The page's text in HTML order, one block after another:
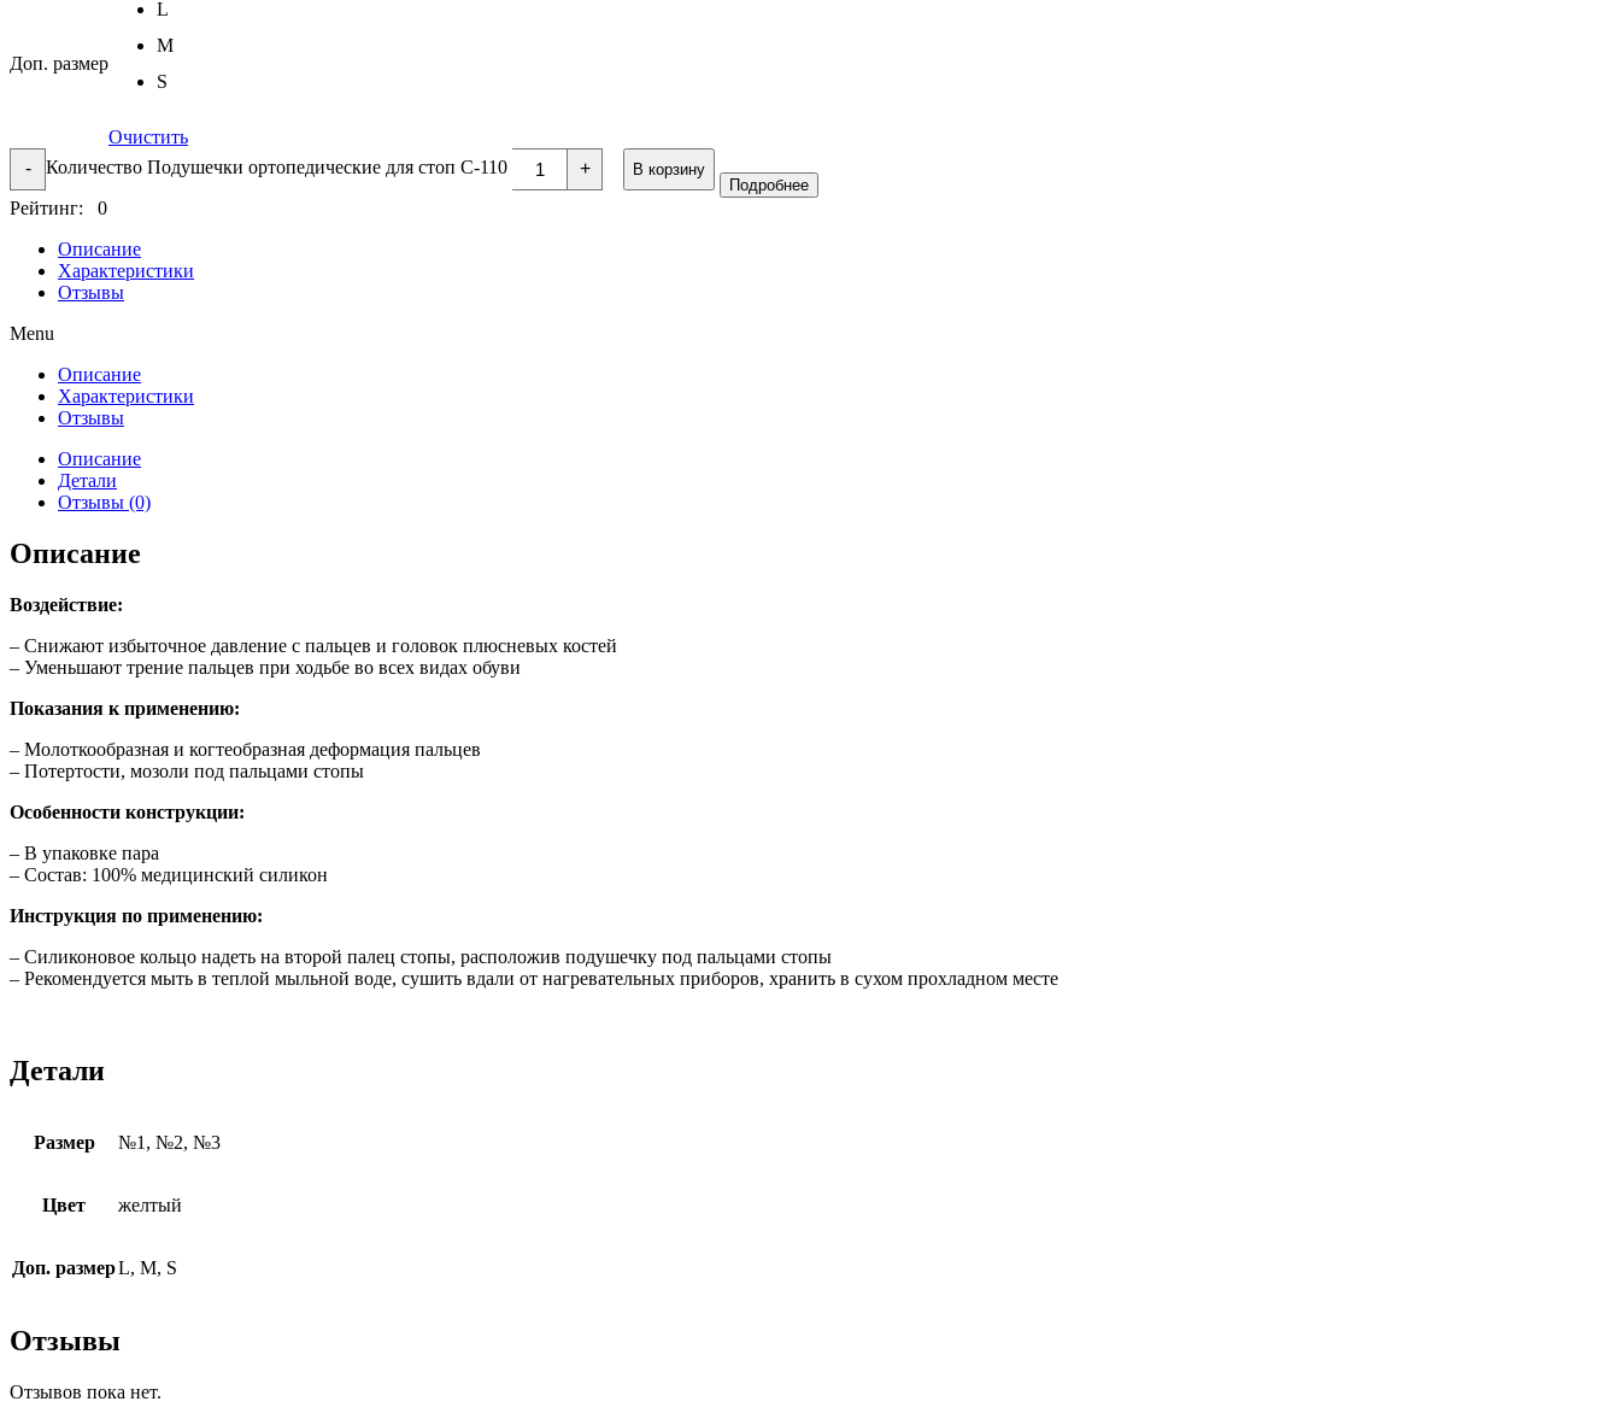
Доп. размер
L
M
S
Очистить
-
Количество Подушечки ортопедические для стоп С-110 +
В корзину
Подробнее
Рейтинг: 0
Описание
Характеристики
Отзывы
Menu
Описание
Характеристики
Отзывы
Описание
Детали
Отзывы (0)
Описание
Воздействие:
– Снижают избыточное давление с пальцев и головок плюсневых костей
– Уменьшают трение пальцев при ходьбе во всех видах обуви
Показания к применению:
– Молоткообразная и когтеобразная деформация пальцев
– Потертости, мозоли под пальцами стопы
Особенности конструкции:
– В упаковке пара
– Состав: 100% медицинский силикон
Инструкция по применению:
– Силиконовое кольцо надеть на второй палец стопы, расположив подушечку под пальцами стопы
– Рекомендуется мыть в теплой мыльной воде, сушить вдали от нагревательных приборов, хранить в сухом прохладном месте
Детали
Размер №1, №2, №3
Цвет желтый
Доп. размерL, M, S
Отзывы
Отзывов пока нет.